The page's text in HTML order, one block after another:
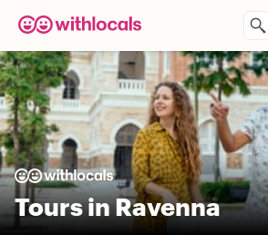
Tours in Ravenna